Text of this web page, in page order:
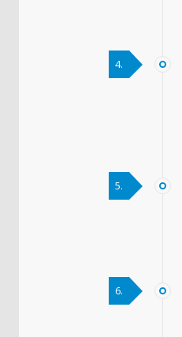
4.
5.
6.